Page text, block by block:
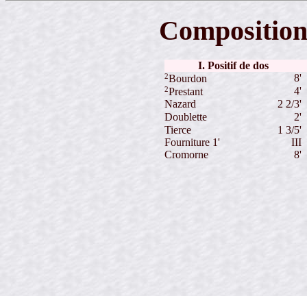
I. Positif de dos
2Bourdon 8'
2Prestant
4'
Nazard
2 2/3'
Doublette
2'
Tierce
1 3/5'
Fourniture 1'
III
Cromorne
8'